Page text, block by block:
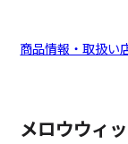
商品情報・取扱い
メロウウィ